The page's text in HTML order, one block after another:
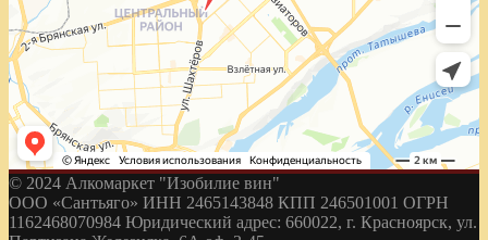
© 2024 Алкомаркет "Изобилие вин"
ООО «Сантьяго» ИНН 2465143848 КПП 246501001 ОГРН
1162468070984 Юридический адрес: 660022, г. Красноярск, ул.